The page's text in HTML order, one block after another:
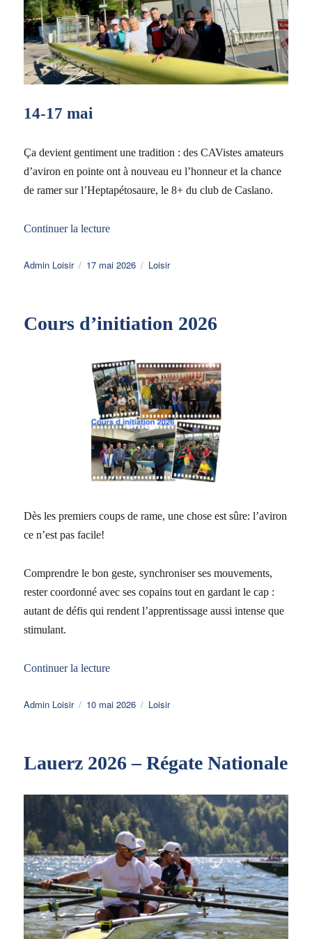
14-17 mai
Ça devient gentiment une tradition : des CAVistes amateurs
d’aviron en pointe ont à nouveau eu l’honneur et la chance
de ramer sur l’Heptapétosaure, le 8+ du club de Caslano.
Continuer la lecturede « Des CAVistes pointus au sud des Alpes
Auteur
Admin Loisir
Publié
17 mai 2026 Catégories
Loisir
Cours d’initiation 2026
Dès les premiers coups de rame, une chose est sûre: l’aviron
ce n’est pas facile!
Comprendre le bon geste, synchroniser ses mouvements,
rester coordonné avec ses copains tout en gardant le cap :
autant de défis qui rendent l’apprentissage aussi intense que
stimulant.
Continuer la lecturede « Cours d’initiation 2026 »
Auteur
Admin Loisir
Publié
10 mai 2026 Catégories
Loisir
Lauerz 2026 – Régate Nationale